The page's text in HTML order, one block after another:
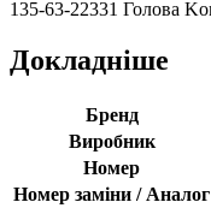
135-63-22331 Голова
Докладніше
Бренд
Виробник
Номер
Номер заміни / Аналог